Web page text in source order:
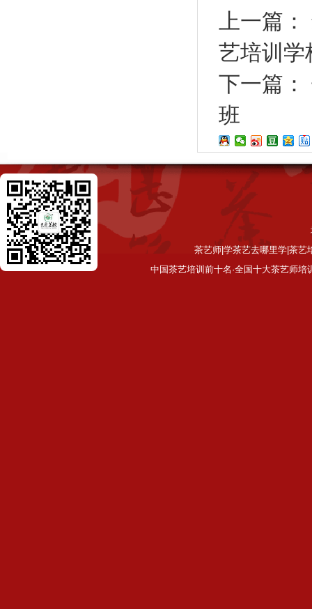
上一篇：
艺培训学
下一篇：
班
茶艺师|学茶艺去哪里学|茶艺
中国茶艺培训前十名·全国十大茶艺师培